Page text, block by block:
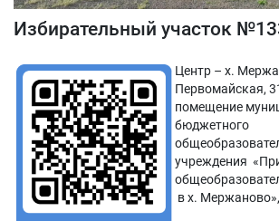
Избирательный участок
Центр – х.
Первомайская,
помещение
бюджетного
учреждения
в х.